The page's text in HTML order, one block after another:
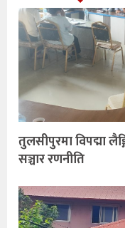
तुलसीपुरमा विपद्मा
सञ्चार रणनीति